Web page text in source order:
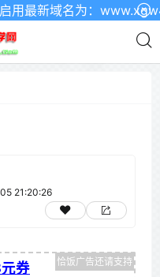
最新域名为：
21:20:26
券